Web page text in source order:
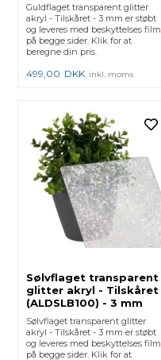
Guldflaget transparent glitter
akryl - Tilskåret - 3 mm er støbt
og leveres med beskyttelses film
på begge sider. Klik for at
beregne din pris.
499,00 DKK inkl. moms
Sølvflaget transparent
glitter akryl - Tilskåret
(ALDSLB100) - 3 mm
Sølvflaget transparent glitter
akryl - Tilskåret - 3 mm er støbt
og leveres med beskyttelses film
på begge sider. Klik for at